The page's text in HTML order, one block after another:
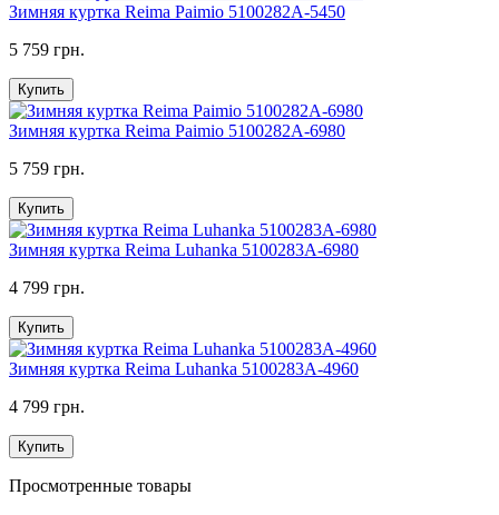
Зимняя куртка Reima Paimio 5100282A-5450
5 759 грн.
Купить
Зимняя куртка Reima Paimio 5100282A-6980
5 759 грн.
Купить
Зимняя куртка Reima Luhanka 5100283A-6980
4 799 грн.
Купить
Зимняя куртка Reima Luhanka 5100283A-4960
4 799 грн.
Купить
Просмотренные товары